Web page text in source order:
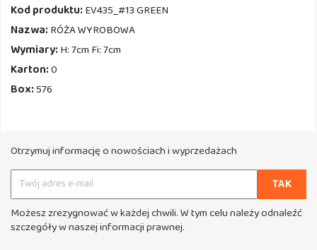
Kod produktu: EV435_#13 GREEN
Nazwa: RÓŻA WYROBOWA
Wymiary: H: 7cm Fi: 7cm
Karton:0
Box: 576
Otrzymuj informację o nowościach i wyprzedażach
Możesz zrezygnować w każdej chwili. W tym celu należy odnaleźć
szczegóły w naszej informacji prawnej.